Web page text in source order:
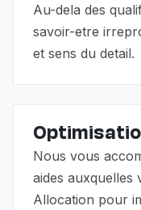
Au-dela des
savoir-etre
et sens du detail.
Nous vous
aides auxquelles
Allocation pour